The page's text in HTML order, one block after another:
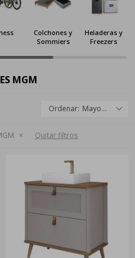
Colchones y
Sommiers
Heladeras y
Freezers
MGM
Mayor descuento
Quitar filtros